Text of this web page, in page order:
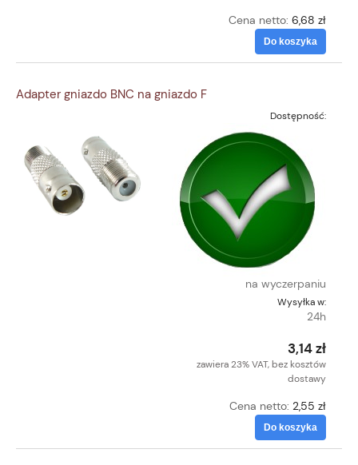
Cena netto: 6,68 zł
Do koszyka
Adapter gniazdo BNC na gniazdo F
Dostępność:
na wyczerpaniu
Wysyłka w:
24h
3,14 zł
zawiera 23% VAT, bez kosztów
dostawy
Cena netto: 2,55 zł
Do koszyka